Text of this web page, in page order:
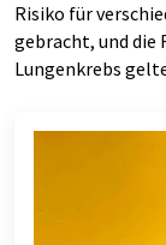
Risiko für
gebracht, und die
Lungenkrebs